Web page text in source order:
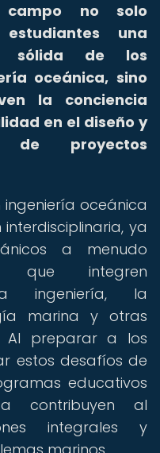
no solo
una
sólida de los
oceánica, sino
la conciencia
en el diseño y
de proyectos
oceánica
ya
a menudo
que integren
ingeniería, la
marina y otras
Al preparar a los
estos desafíos de
educativos
contribuyen al
integrales y